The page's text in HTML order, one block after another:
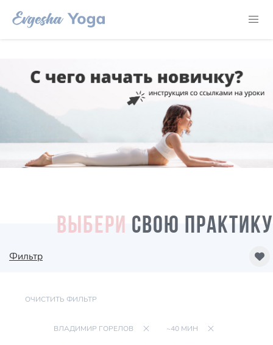
ВЫБЕРИ СВОЮ ПРАКТИКУ
Фильтр
ОЧИСТИТЬ ФИЛЬТР
ВЛАДИМИР ГОРЕЛОВ ~40 МИН